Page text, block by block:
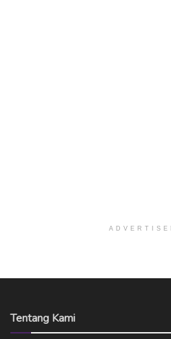
Tentang Kami